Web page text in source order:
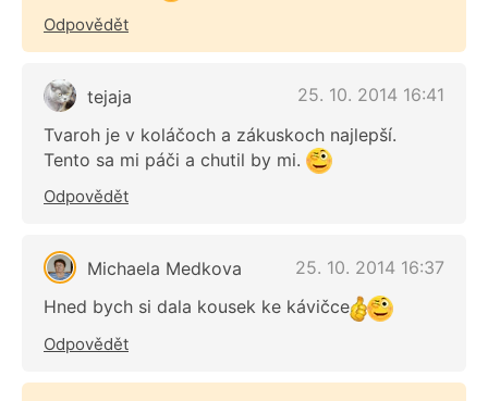
Odpovědět
tejaja
25. 10. 2014 16:41
Tvaroh je v koláčoch a zákuskoch najlepší.
Tento sa mi páči a chutil by mi.
Odpovědět
Michaela Medkova
25. 10. 2014 16:37
Hned bych si dala kousek ke kávičce
Odpovědět